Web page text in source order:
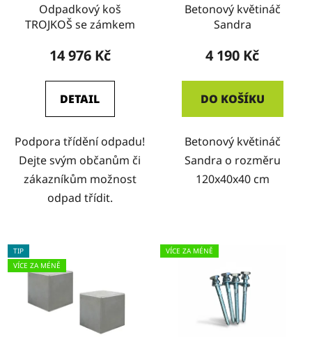
Odpadkový koš
TROJKOŠ se zámkem
14 976 Kč
DETAIL
Podpora třídění odpadu!
Dejte svým občanům či
zákazníkům možnost
odpad třídit.
Betonový květináč
Sandra
4 190 Kč
DO KOŠÍKU
Betonový květináč
Sandra o rozměru
120x40x40 cm
TIP
VÍCE ZA MÉNĚ
VÍCE ZA MÉNĚ